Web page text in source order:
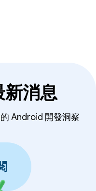
新消息
Android 開發洞察